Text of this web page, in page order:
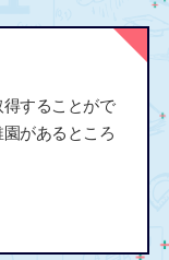
することがで
があるところ